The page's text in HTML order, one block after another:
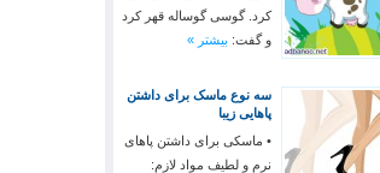
کرد. گوسی گوساله قهر کرد
و گفت: بیشتر »
سه نوع ماسک برای داشتن
پاهایی زیبا
• ماسکی برای داشتن پاهای
نرم و لطیف مواد لازم: